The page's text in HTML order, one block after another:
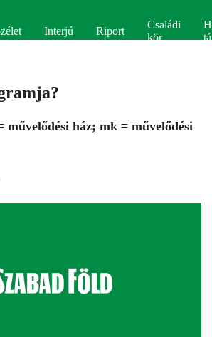
Interjú Riport
Családi
kör
művelődési ház; mk = művelődési